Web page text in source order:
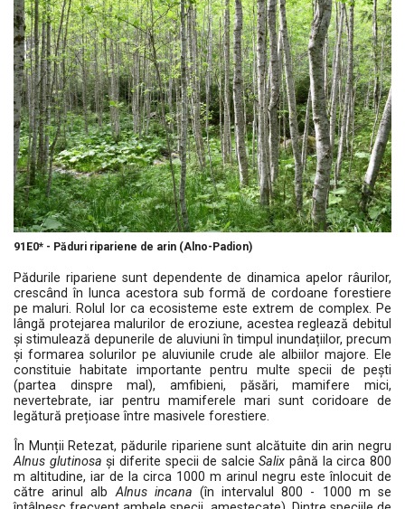
91E0* - Păduri ripariene de arin (Alno-Padion)
Pădurile ripariene sunt dependente de dinamica apelor râurilor,
crescând în lunca acestora sub formă de cordoane forestiere
pe maluri. Rolul lor ca ecosisteme este extrem de complex. Pe
lângă protejarea malurilor de eroziune, acestea reglează debitul
și stimulează depunerile de aluviuni în timpul inundațiilor, precum
și formarea solurilor pe aluviunile crude ale albiilor majore. Ele
constituie habitate importante pentru multe specii de pești
(partea dinspre mal), amfibieni, păsări, mamifere mici,
nevertebrate, iar pentru mamiferele mari sunt coridoare de
legătură prețioase între masivele forestiere.
În Munții Retezat, pădurile ripariene sunt alcătuite din arin negru
Alnus glutinosa și diferite specii de salcieSalixpână la circa 800
m altitudine, iar de la circa 1000 m arinul negru este înlocuit de
către arinul albAlnus incana (în intervalul 800 - 1000 m se